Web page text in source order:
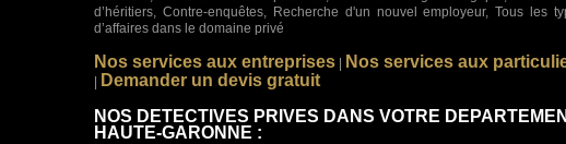
d’héritiers, Contre-enquêtes, Recherche d'un nouvel employeur, Tous les
d’affaires dans le domaine privé
Nos services aux entreprises | Nos services aux
| Demander un devis gratuit
NOS DETECTIVES PRIVES DANS VOTRE
HAUTE-GARONNE :